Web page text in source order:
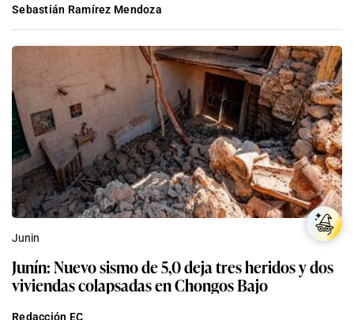
Sebastián Ramírez Mendoza
Junin
Junín: Nuevo sismo de 5,0 deja tres heridos y dos
viviendas colapsadas en Chongos Bajo
Redacción EC